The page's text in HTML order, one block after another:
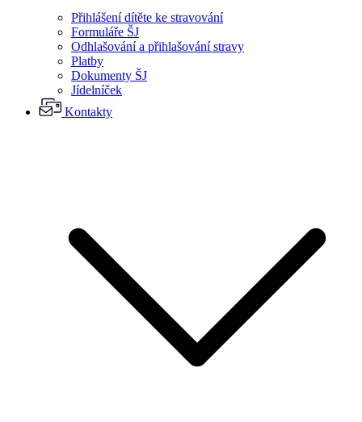
Přihlášení dítěte ke stravování
Formuláře ŠJ
Odhlašování a přihlašování stravy
Platby
Dokumenty ŠJ
Jídelníček
Kontakty